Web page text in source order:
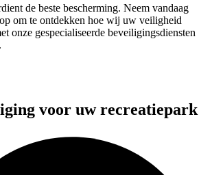
de beste bescherming. Neem vandaag
om te ontdekken hoe wij uw veiligheid
onze gespecialiseerde beveiligingsdiensten
voor uw recreatiepark